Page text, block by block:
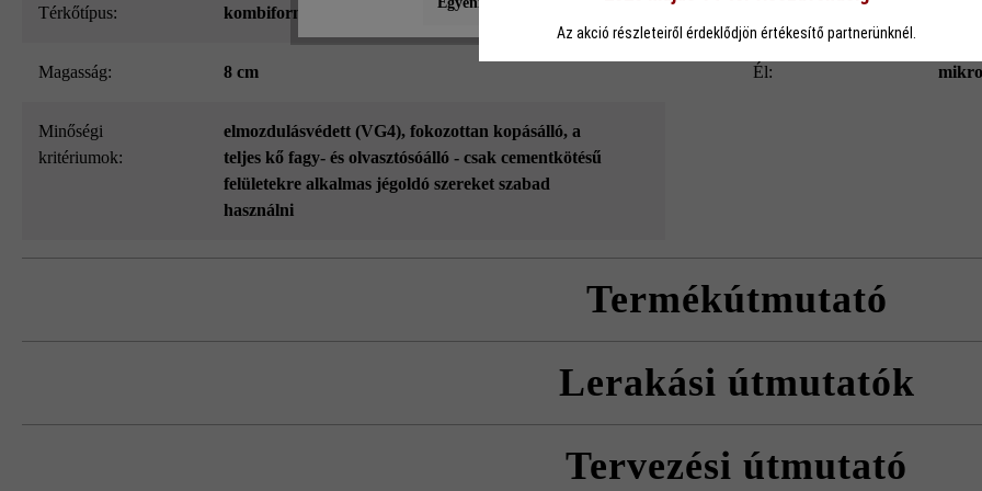
Térkőtípus: kombiformátum
Magasság: 8 cm él:
Minőségi
kritériumok:
elmozdulásvédett (VG4), fokozottan kopásálló, a
teljes kő fagy- és olvasztósóálló - csak cementkötésű
felületekre alkalmas jégoldó szereket szabad
használni
Termékútmutató
Különböző sorszélességek, ill. kőmagasságok kombinálása esetén gyártási okok miatt színeltérések
Kérjük, vegye figyelembe a lerakási útmutatókat és a termék adatlapokat az építési tanácsok/szerviz
Lerakási útmutatók
Tervezési útmutató
Az akció részleteiről érdeklődjön értékesítő partnerünknél.